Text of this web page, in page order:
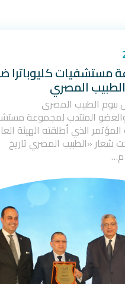
مستشفيات كليوباترا
المصري
بيوم الطبيب المصري
والعضو المنتدب لمجموعة
المؤتمر الذي أطلقته الهيئة
شعار «الطبيب المصري تاريخ